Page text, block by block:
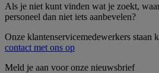
Als je niet kunt vinden wat je zoekt,
personeel dan niet iets aanbevelen?
Onze klantenservicemedewerkers staan
contact met ons op
Meld je aan voor onze nieuwsbrief